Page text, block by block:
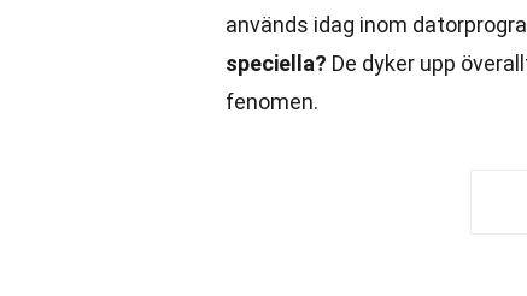
används idag inom
speciella? De dyker upp
fenomen.